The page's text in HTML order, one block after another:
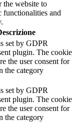
the website to
functionalities and
set by GDPR
plugin. The cookie
the user consent for
the category
set by GDPR
plugin. The cookie
the user consent for
the category